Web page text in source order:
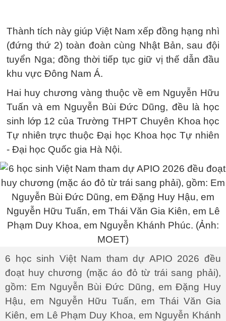
Thành tích này giúp Việt Nam xếp đồng hạng nhì
(đứng thứ 2) toàn đoàn cùng Nhật Bản, sau đội
tuyển Nga; đồng thời tiếp tục giữ vị thế dẫn đầu
khu vực Đông Nam Á.
Hai huy chương vàng thuộc về em Nguyễn Hữu
Tuấn và em Nguyễn Bùi Đức Dũng, đều là học
sinh lớp 12 của Trường THPT Chuyên Khoa học
Tự nhiên trực thuộc Đại học Khoa học Tự nhiên
- Đại học Quốc gia Hà Nội.
6 học sinh Việt Nam tham dự APIO 2026 đều
đoạt huy chương (mặc áo đỏ từ trái sang phải),
gồm: Em Nguyễn Bùi Đức Dũng, em Đặng Huy
Hậu, em Nguyễn Hữu Tuấn, em Thái Văn Gia
Kiên, em Lê Phạm Duy Khoa, em Nguyễn Khánh